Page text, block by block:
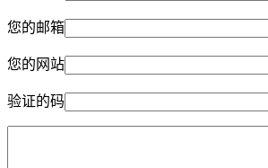
您的邮箱
您的网站
验证的码